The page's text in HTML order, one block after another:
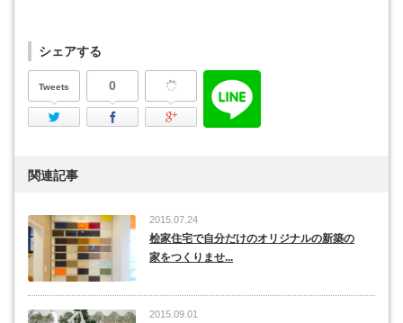
シェアする
Tweets
Twitter
0
Facebook Google Plus
関連記事
2015.07.24
桧家住宅で自分だけのオリジナルの新築の
家をつくりませ...
2015.09.01